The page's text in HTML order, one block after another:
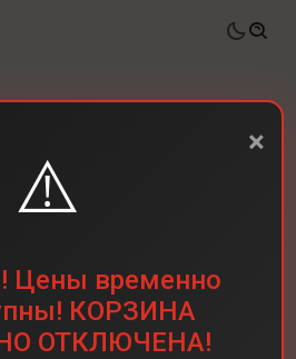
×
⚠️
Цены временно
КОРЗИНА
ОТКЛЮЧЕНА!